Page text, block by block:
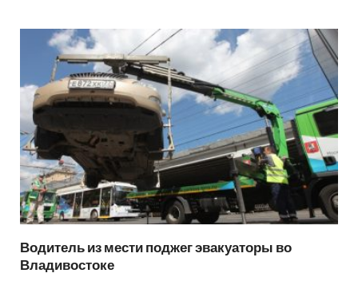
Водитель из мести поджег эвакуаторы во
Владивостоке